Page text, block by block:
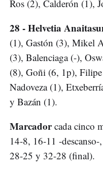
Ros (2), Calderón (1),
28 - Helvetia
(1), Gastón (3), Mikel
(3), Balenciaga (-),
(8), Goñi (6, 1p),
Nadoveza (1),
y Bazán (1).
Marcadorcada cinco
14-8, 16-11 -
28-25 y 32-28 (final).